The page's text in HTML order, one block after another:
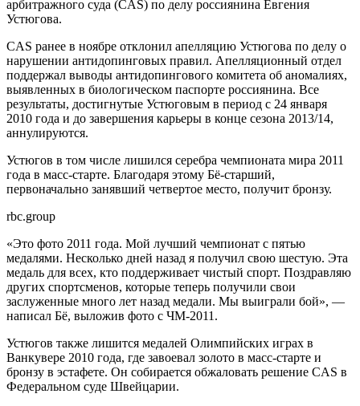
арбитражного суда (CAS) по делу россиянина Евгения
Устюгова.
CAS ранее в ноябре отклонил апелляцию Устюгова по делу о
нарушении антидопинговых правил. Апелляционный отдел
поддержал выводы антидопингового комитета об аномалиях,
выявленных в биологическом паспорте россиянина. Все
результаты, достигнутые Устюговым в период с 24 января
2010 года и до завершения карьеры в конце сезона 2013/14,
аннулируются.
Устюгов в том числе лишился серебра чемпионата мира 2011
года в масс-старте. Благодаря этому Бё-старший,
первоначально занявший четвертое место, получит бронзу.
rbc.group
«Это фото 2011 года. Мой лучший чемпионат с пятью
медалями. Несколько дней назад я получил свою шестую. Эта
медаль для всех, кто поддерживает чистый спорт. Поздравляю
других спортсменов, которые теперь получили свои
заслуженные много лет назад медали. Мы выиграли бой», —
написал Бё, выложив фото с ЧМ-2011.
Устюгов также лишится медалей Олимпийских играх в
Ванкувере 2010 года, где завоевал золото в масс-старте и
бронзу в эстафете. Он собирается обжаловать решение CAS в
Федеральном суде Швейцарии.